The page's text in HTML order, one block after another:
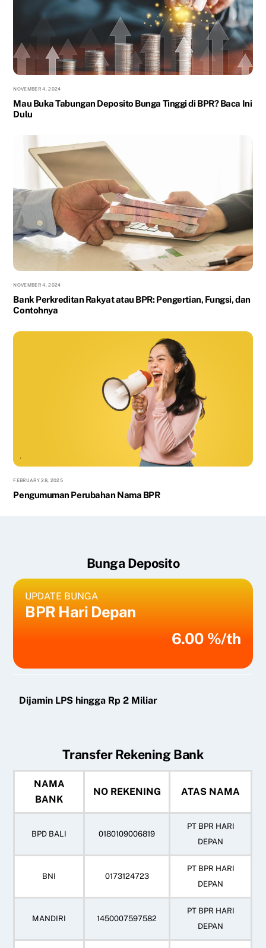
NOVEMBER 4, 2024
Mau Buka Tabungan Deposito Bunga Tinggi di BPR? Baca Ini
Dulu
NOVEMBER 4, 2024
Bank Perkreditan Rakyat atau BPR: Pengertian, Fungsi, dan
Contohnya
FEBRUARY 28, 2025
Pengumuman Perubahan Nama BPR
Bunga Deposito
UPDATE BUNGA
BPR Hari Depan
6.00 %/th
Dijamin LPS hingga Rp 2 Miliar
Transfer Rekening Bank
NAMA
BANK
NO REKENING ATAS NAMA
BPD BALI 0180109006819
PT BPR HARI
DEPAN
BNI 0173124723
PT BPR HARI
DEPAN
MANDIRI 1450007597582
PT BPR HARI
DEPAN